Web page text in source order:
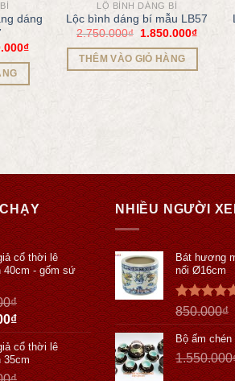
dáng
₫
LỘ BÌNH DÁNG BÍ
Lộc bình dáng bí mẫu LB57
2.750.000₫ 1.850.000₫
THÊM VÀO GIỎ HÀNG
cổ thời lê
- gốm sứ
₫
₫
cổ thời lê
35cm
NHIỀU NGƯỜI
Bát hương
nổi Ø16cm
Được xếp
hạng5.00
5 sao
850.000₫
Bộ ấm chén
1.550.000